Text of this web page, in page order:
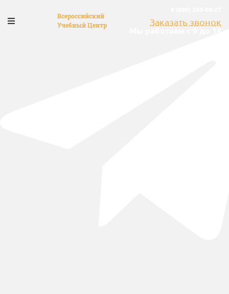
Всероссийский
Учебный Центр
Заказать звонок